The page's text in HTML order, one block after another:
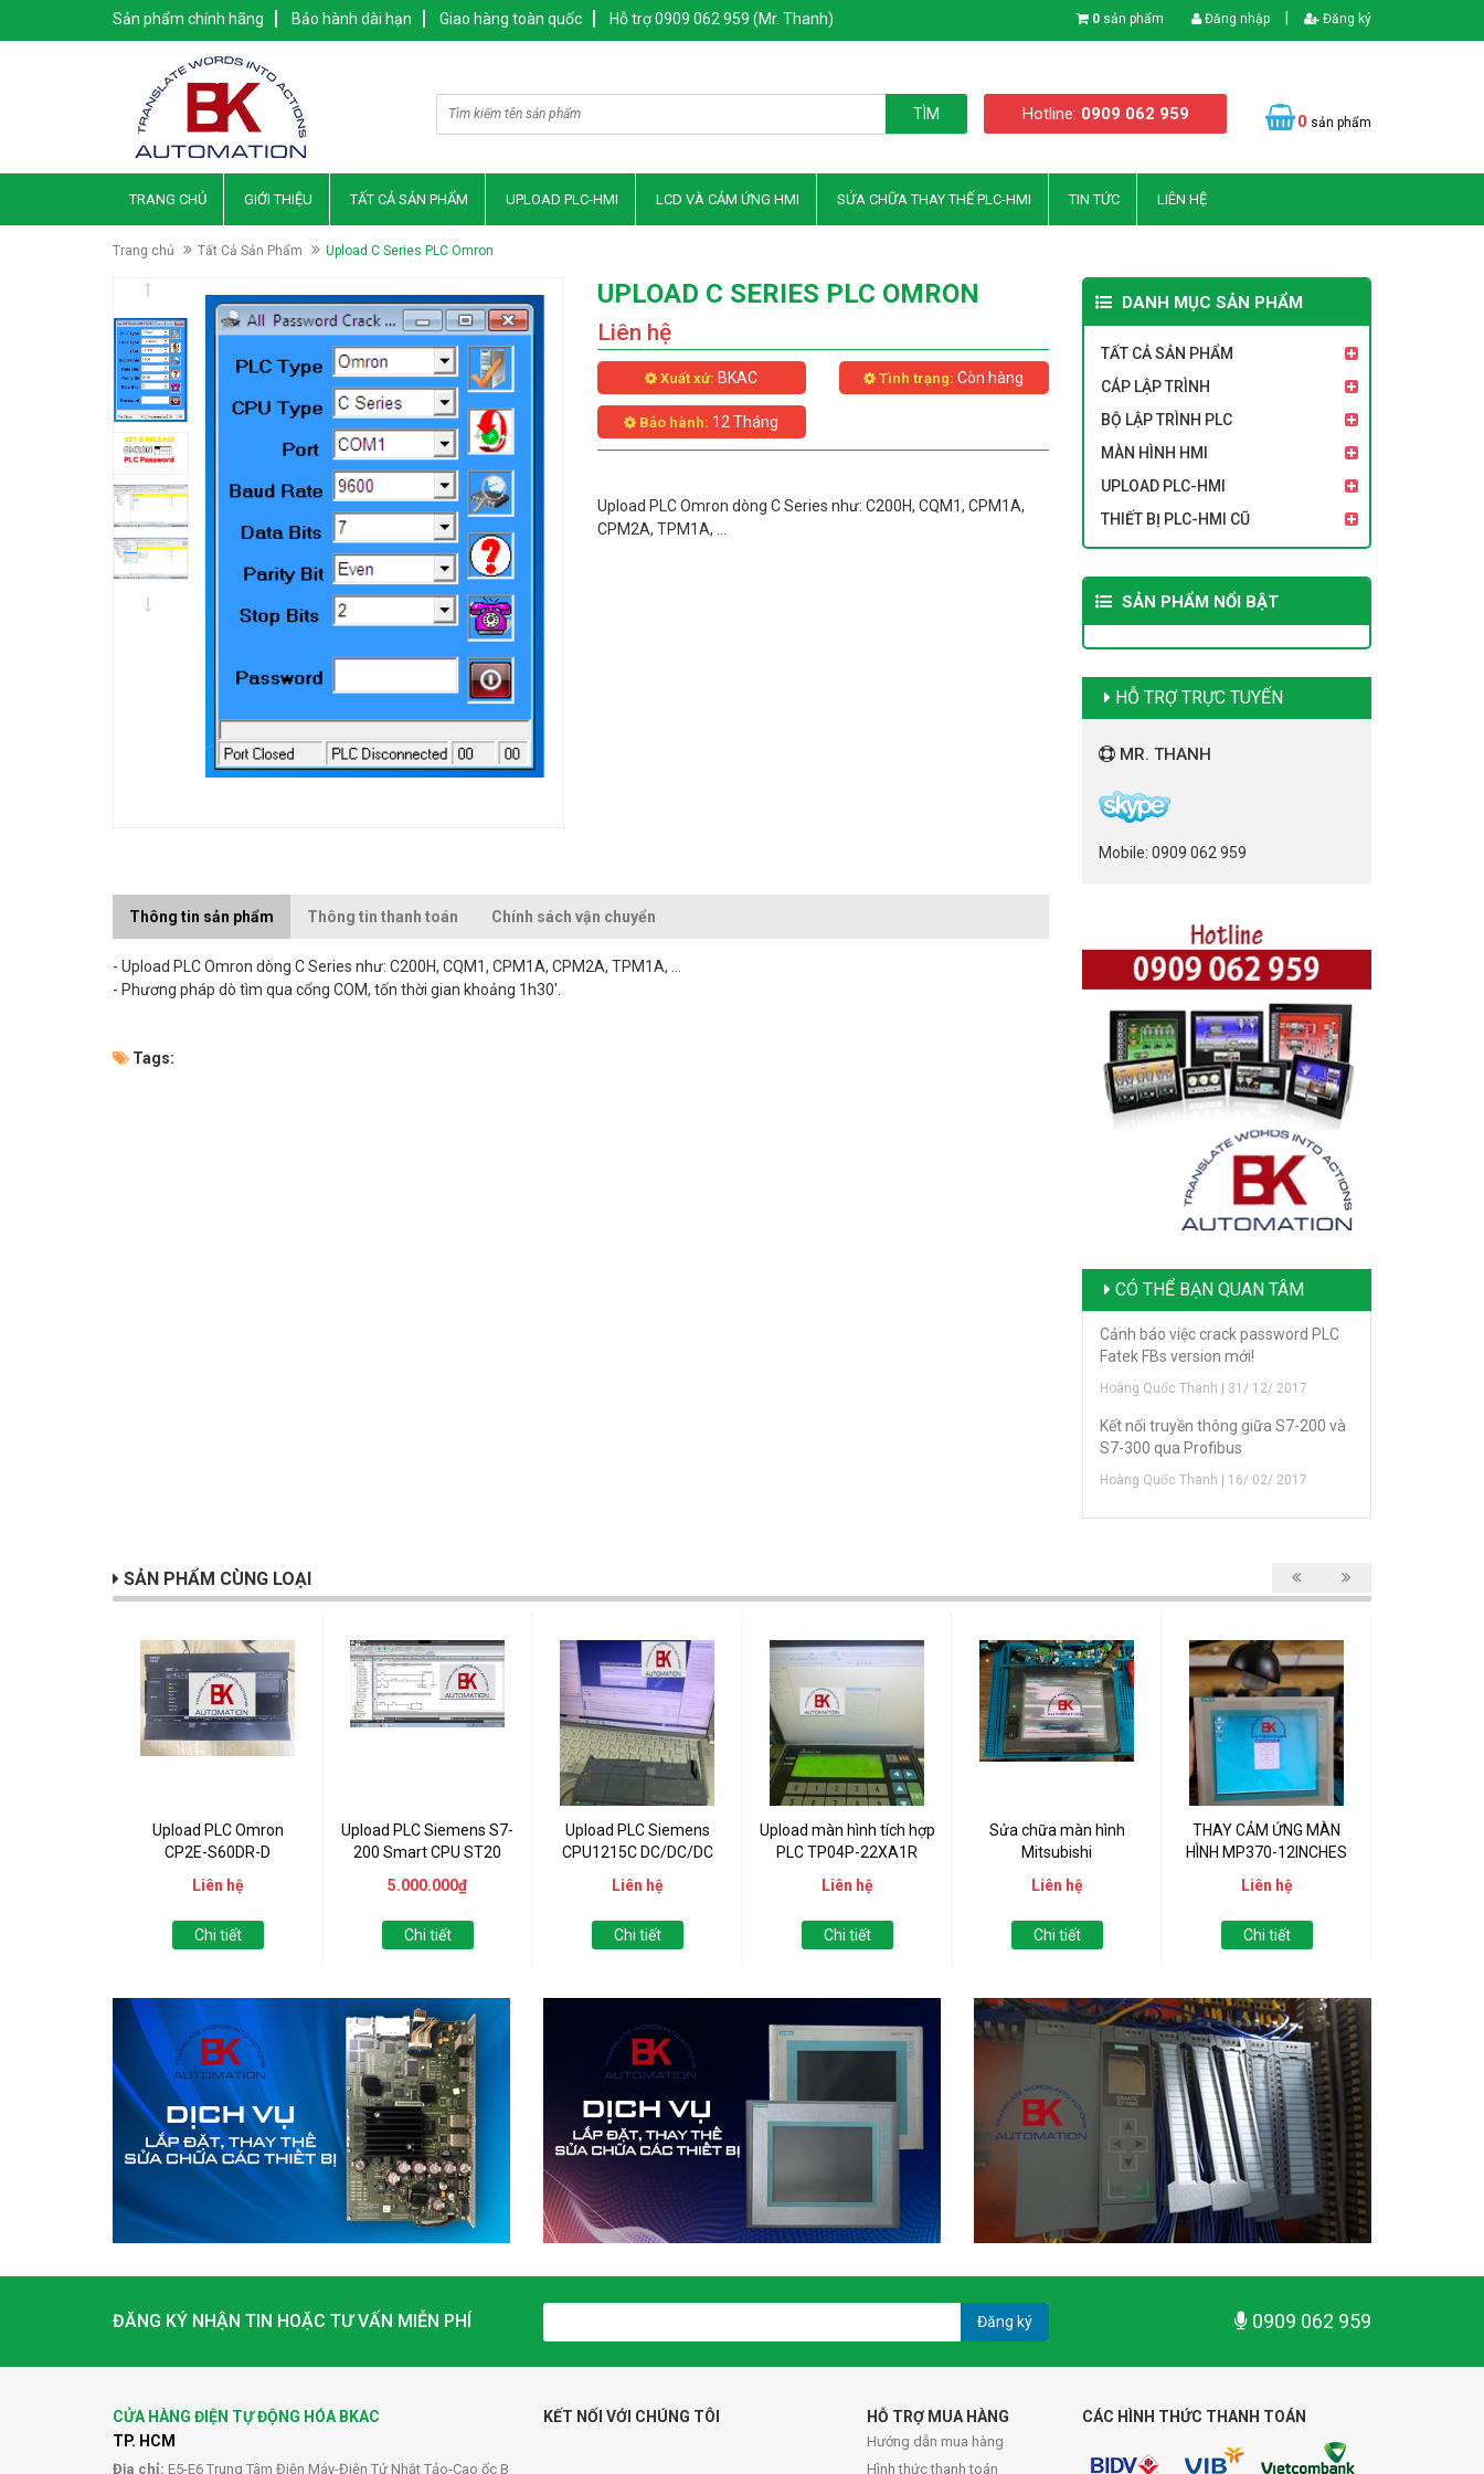
Sản phẩm chính hãng Bảo hành dài hạn Giao hàng toàn quốc Hỗ trợ 0909 062 959 (Mr. Thanh) 0 sản phẩm Đăng nhập Đăng ký
TÌM Hotline: 0909 062 959 0 sản phẩm
TRANG CHỦ GIỚI THIỆU TẤT CẢ SẢN PHẨM UPLOAD PLC-HMI LCD VÀ CẢM ỨNG HMI SỬA CHỮA THAY THẾ PLC-HMI TIN TỨC LIÊN HỆ
Trang chủ Tất Cả Sản Phẩm Upload C Series PLC Omron
UPLOAD C SERIES PLC OMRON
Liên hệ
Xuất xứ: BKAC Tình trạng: Còn hàng
Bảo hành: 12 Tháng
Upload PLC Omron dòng C Series như: C200H, CQM1, CPM1A,
CPM2A, TPM1A, ...
Thông tin sản phẩm Thông tin thanh toán Chính sách vận chuyển
- Upload PLC Omron dòng C Series như: C200H, CQM1, CPM1A, CPM2A, TPM1A, ...
- Phương pháp dò tìm qua cổng COM, tốn thời gian khoảng 1h30'.
Tags:
DANH MỤC SẢN PHẨM
TẤT CẢ SẢN PHẨM
CÁP LẬP TRÌNH
BỘ LẬP TRÌNH PLC
MÀN HÌNH HMI
UPLOAD PLC-HMI
THIẾT BỊ PLC-HMI CŨ
SẢN PHẨM NỔI BẬT
HỖ TRỢ TRỰC TUYẾN
MR. THANH
Mobile: 0909 062 959
CÓ THỂ BẠN QUAN TÂM
Cảnh báo việc crack password PLC
Fatek FBs version mới!
Hoàng Quốc Thanh | 31/ 12/ 2017
Kết nối truyền thông giữa S7-200 và
S7-300 qua Profibus
Hoàng Quốc Thanh | 16/ 02/ 2017
SẢN PHẨM CÙNG LOẠI
Upload PLC Omron
CP2E-S60DR-D
Liên hệ
Chi tiết
Upload PLC Siemens S7-
200 Smart CPU ST20
5.000.000₫
Chi tiết
Upload PLC Siemens
CPU1215C DC/DC/DC
(6ES7 215-1AG40-0XB0)
Liên hệ
Chi tiết
Upload màn hình tích hợp
PLC TP04P-22XA1R
Liên hệ
Chi tiết
Sửa chữa màn hình
Mitsubishi
Liên hệ
Chi tiết
THAY CẢM ỨNG MÀN
HÌNH MP370-12INCHES
Liên hệ
Chi tiết
ĐĂNG KÝ NHẬN TIN HOẶC TƯ VẤN MIỄN PHÍ Đăng ký 0909 062 959
CỬA HÀNG ĐIỆN TỰ ĐỘNG HÓA BKAC
TP. HCM
Địa chỉ: E5-E6 Trung Tâm Điện Máy-Điện Tử Nhật Tảo-Cao ốc B
KẾT NỐI VỚI CHÚNG TÔI HỖ TRỢ MUA HÀNG
Hướng dẫn mua hàng
Hình thức thanh toán
CÁC HÌNH THỨC THANH TOÁN